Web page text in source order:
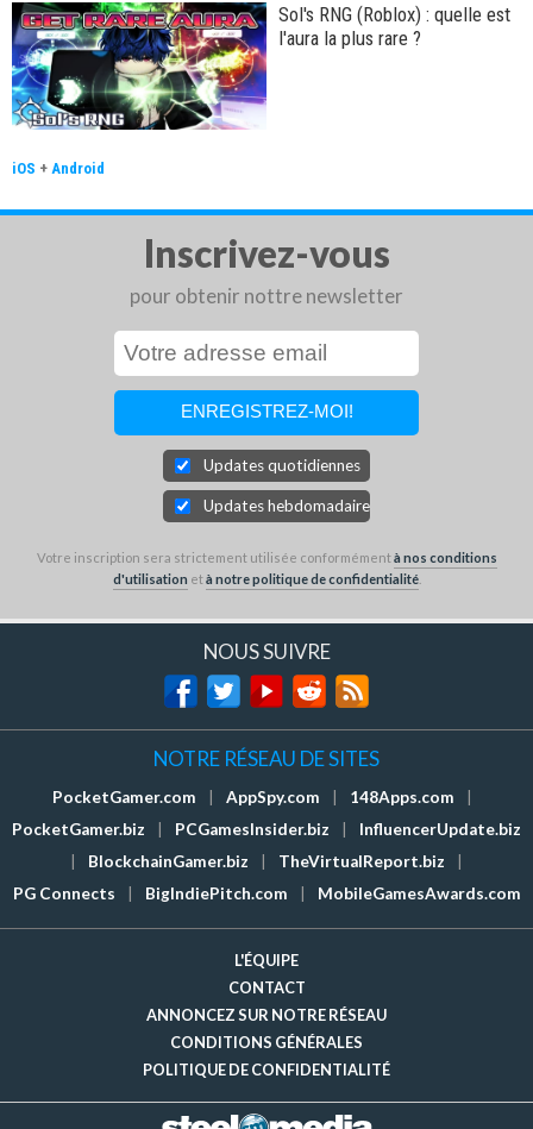
Sol's RNG (Roblox) : quelle est
l'aura la plus rare ?
iOS + Android
Inscrivez-vous
pour obtenir nottre newsletter
Updates quotidiennes
Updates hebdomadaires
Votre inscription sera strictement utilisée conformémentà nos conditions
d'utilisation età notre politique de confidentialité.
NOUS SUIVRE
NOTRE RÉSEAU DE SITES
PocketGamer.com AppSpy.com 148Apps.com
PocketGamer.biz
PCGamesInsider.biz
InfluencerUpdate.biz
BlockchainGamer.biz TheVirtualReport.biz
PG Connects
BigIndiePitch.com MobileGamesAwards.com
L'ÉQUIPE
CONTACT
ANNONCEZ SUR NOTRE RÉSEAU
CONDITIONS GÉNÉRALES
POLITIQUE DE CONFIDENTIALITÉ